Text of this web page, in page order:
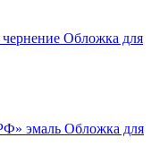
Обложка для
Обложка для